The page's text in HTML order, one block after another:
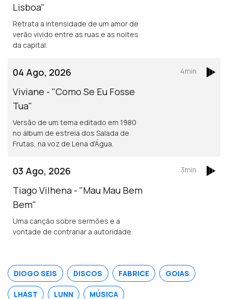
Lisboa"
Retrata a intensidade de um amor de
verão vivido entre as ruas e as noites
da capital.
04 Ago, 2026
Viviane - "Como Se Eu Fosse
Tua"
Versão de um tema editado em 1980
no álbum de estreia dos Salada de
Frutas, na voz de Lena d'Água.
4min
03 Ago, 2026
Tiago Vilhena - "Mau Mau Bem
Bem"
Uma canção sobre sermões e a
vontade de contrariar a autoridade.
3min
DIOGO SEIS DISCOS FABRICE GOIAS
LHAST LUNN MÚSICA